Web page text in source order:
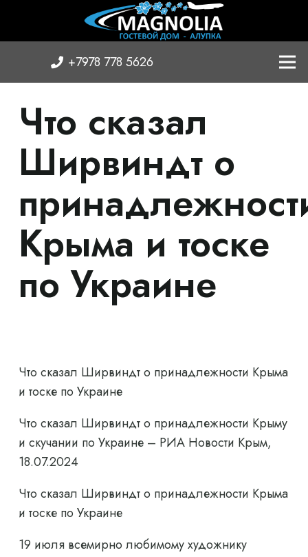
+7978 778 5626
Что сказал
Ширвиндт о
Крыма и тоске
по Украине
Что сказал Ширвиндт о принадлежности Крыма
и тоске по Украине
Что сказал Ширвиндт о принадлежности Крыму
и скучании по Украине – РИА Новости Крым,
18.07.2024
Что сказал Ширвиндт о принадлежности Крыма
и тоске по Украине
19 июля всемирно любимому художнику